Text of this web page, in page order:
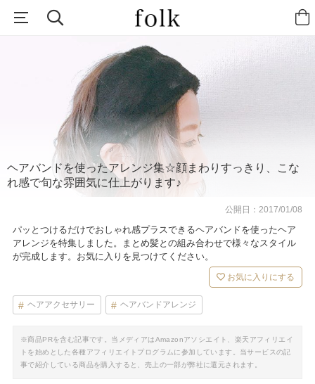
ヘアバンドを使ったアレンジ集☆顔まわりすっきり、こな
れ感で旬な雰囲気に仕上がります♪
公開日：2017/01/08
パッとつけるだけでおしゃれ感プラスできるヘアバンドを使ったヘア
アレンジを特集しました。まとめ髪との組み合わせで様々なスタイル
が完成します。お気に入りを見つけてください。
お気に入りにする
ヘアアクセサリー ヘアバンドアレンジ
※商品PRを含む記事です。当メディアはAmazonアソシエイト、楽天アフィリエイ
トを始めとした各種アフィリエイトプログラムに参加しています。当サービスの記
事で紹介している商品を購入すると、売上の一部が弊社に還元されます。